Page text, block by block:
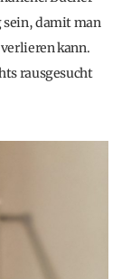
sein, damit man
kann.
rausgesucht